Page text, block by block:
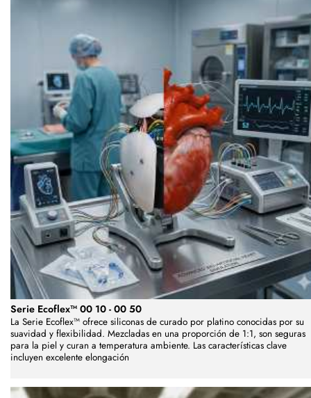
Serie Ecoflex™ 00 10 - 00 50
La Serie Ecoflex™ ofrece siliconas de curado por platino conocidas por su
suavidad y flexibilidad. Mezcladas en una proporción de 1:1, son seguras
para la piel y curan a temperatura ambiente. Las características clave
incluyen excelente elongación